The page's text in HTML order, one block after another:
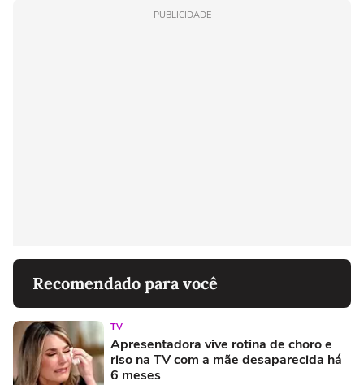
PUBLICIDADE
Recomendado para você
TV
Apresentadora vive rotina de choro e
riso na TV com a mãe desaparecida há
6 meses